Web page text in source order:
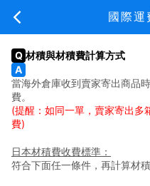
新
新手上路 費用說明
付款方式
日本代標費用說明
國際運
材積與材積費計算方式
當海外倉庫收到賣家寄出商品
費。
(提醒：如同一單，賣家寄出多
費)
日本材積費收費標準：
符合下面任一條件，再計算材